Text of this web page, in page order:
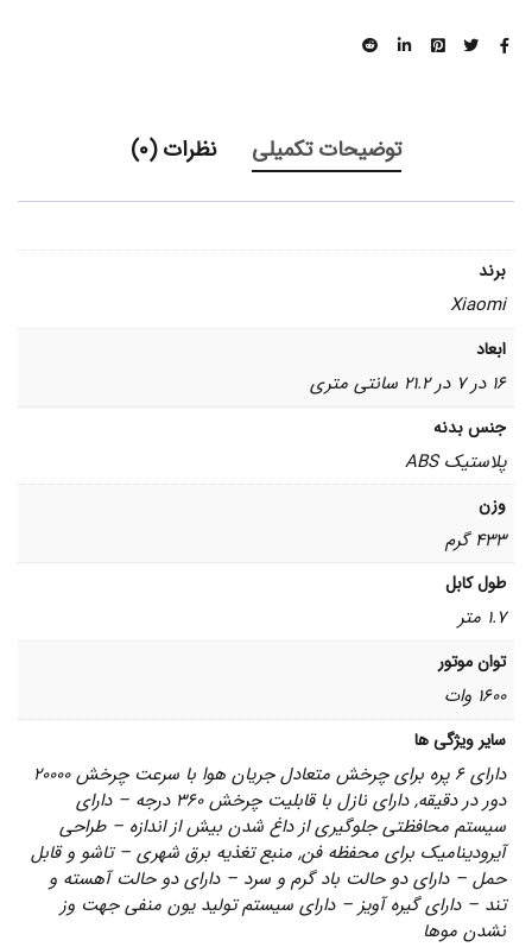
توضیحات تکمیلی نظرات (0)
برند
Xiaomi
ابعاد
16 در 7 در 21.2 سانتی متری
جنس بدنه
پلاستیک ABS
وزن
433 گرم
طول کابل
1.7 متر
توان موتور
1600 وات
سایر ویژگی ها
دارای 6 پره برای چرخش متعادل جریان هوا با سرعت چرخش 20000
دور در دقیقه, دارای نازل با قابلیت چرخش 360 درجه‌ – دارای
سیستم محافظتی جلوگیری از داغ شدن بیش از اندازه – طراحی
آیرودینامیک برای محفظه فن, منبع تغذیه برق شهری – تاشو و قابل
حمل – دارای دو حالت باد گرم و سرد – دارای دو حالت آهسته و
تند – دارای گیره آویز – دارای سیستم تولید یون منفی جهت وز
نشدن موها